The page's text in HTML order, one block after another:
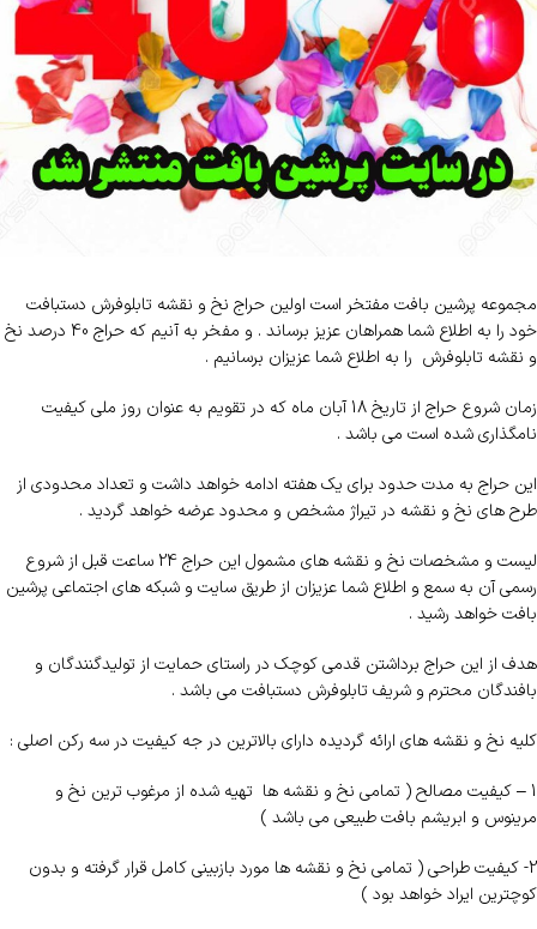
مجموعه پرشین بافت مفتخر است اولین حراج نخ و نقشه تابلوفرش دستبافت
خود را به اطلاع شما همراهان عزیز برساند . و مفخر به آنیم که حراج 40 درصد نخ
و نقشه تابلوفرش را به اطلاع شما عزیزان برسانیم .
زمان شروع حراج از تاریخ 18 آبان ماه که در تقویم به عنوان روز ملی کیفیت
نامگذاری شده است می باشد .
این حراج به مدت حدود برای یک هفته ادامه خواهد داشت و تعداد محدودی از
طرح های نخ و نقشه در تیراژ مشخص و محدود عرضه خواهد گردید .
لیست و مشخصات نخ و نقشه های مشمول این حراج 24 ساعت قبل از شروع
رسمی آن به سمع و اطلاع شما عزیزان از طریق سایت و شبکه های اجتماعی پرشین
بافت خواهد رشید .
هدف از این حراج برداشتن قدمی کوچک در راستای حمایت از تولیدگنندگان و
بافندگان محترم و شریف تابلوفرش دستبافت می باشد .
کلیه نخ و نقشه های ارائه گردیده دارای بالاترین در جه کیفیت در سه رکن اصلی :
1 – کیفیت مصالح ( تمامی نخ و نقشه ها تهیه شده از مرغوب ترین نخ و
مرینوس و ابریشم بافت طبیعی می باشد )
2- کیفیت طراحی ( تمامی نخ و نقشه ها مورد بازبینی کامل قرار گرفته و بدون
کوچترین ایراد خواهد بود )